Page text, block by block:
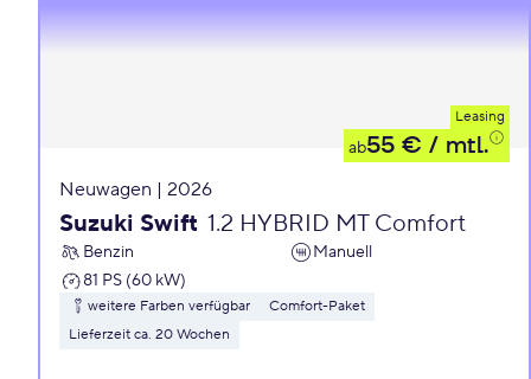
Leasing
ab55 € / mtl.
Neuwagen | 2026
Suzuki Swift 1.2 HYBRID MT Comfort
Benzin
Manuell
81 PS (60 kW)
weitere Farben verfügbar
Comfort-Paket
Lieferzeit ca. 20 Wochen